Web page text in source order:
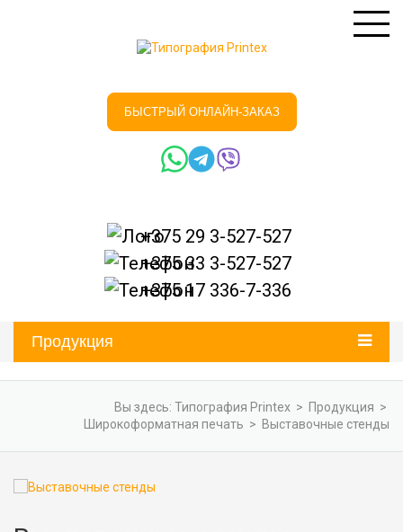
БЫСТРЫЙ ОНЛАЙН-ЗАКАЗ
+375 29 3-527-527
+375 33 3-527-527
+375 17 336-7-336
Продукция
Вы здесь: Типография Printex > Продукция >
Широкоформатная печать > Выставочные стенды